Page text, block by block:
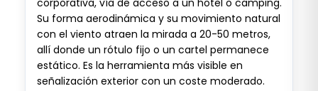
corporativa, vía de acceso a un hotel o camping.
Su forma aerodinámica y su movimiento natural
con el viento atraen la mirada a 20-50 metros,
allí donde un rótulo fijo o un cartel permanece
estático. Es la herramienta más visible en
señalización exterior con un coste moderado.